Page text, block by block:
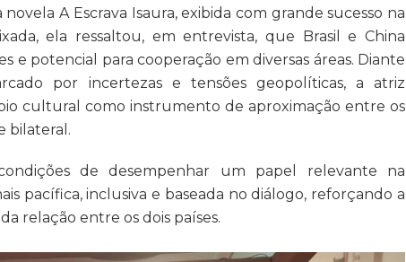
A Escrava Isaura, exibida com grande sucesso na
ela ressaltou, em entrevista, que Brasil e China
e potencial para cooperação em diversas áreas. Diante
por incertezas e tensões geopolíticas, a atriz
cultural como instrumento de aproximação entre os
bilateral.
de desempenhar um papel relevante na
pacífica, inclusiva e baseada no diálogo, reforçando a
relação entre os dois países.